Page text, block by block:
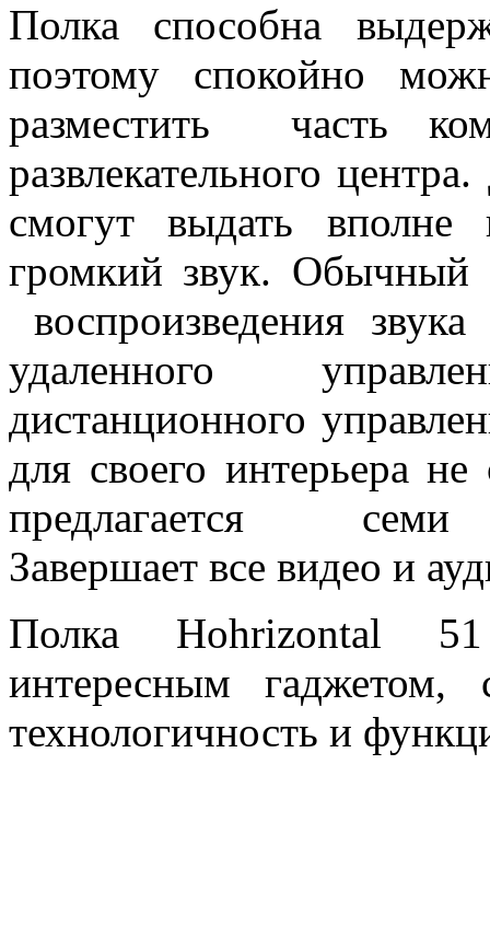
Полка способна
поэтому спокойно
разместить часть
развлекательного
смогут выдать вполне
громкий звук. Обычный
воспроизведения
удаленного
дистанционного
для своего интерьера
предлагается семи
Завершает все видео и
Полка Hohrizontal
интересным гаджетом,
технологичность и